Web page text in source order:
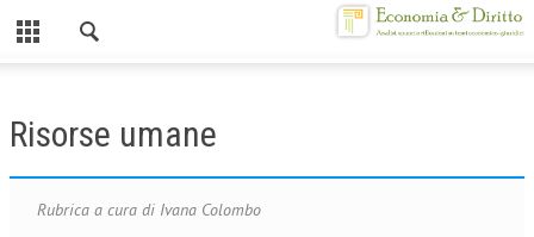
CHI SIAMO
MISSION
Risorse umane
Rubrica a cura di Ivana Colombo